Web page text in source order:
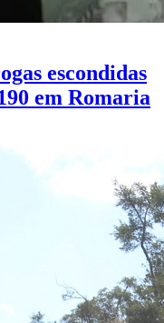
escondidas
em Romaria